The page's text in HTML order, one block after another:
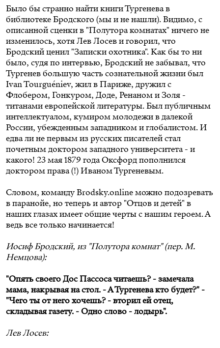
Было бы странно найти книги Тургенева в
библиотеке Бродского (мы и не нашли). Видимо, с
описанной сценки в "Полутора комнатах" ничего не
изменилось, хотя Лев Лосев и говорил, что
Бродский ценил "Записки охотника". Как бы то ни
было, судя по интервью, Бродский не забывал, что
Тургенев большую часть сознательной жизни был
Ivan Tourguéniev, жил в Париже, дружил с
Флобером, Гонкуром, Доде, Ренаном и Золя -
титанами европейской литературы. Был публичным
интеллектуалом, кумиром молодежи в далекой
России, убежденным западником и глобалистом. И
едва ли не первым из русских писателей стал
почетным доктором западного университета - и
какого! 23 мая 1879 года Оксфорд пополнился
доктором права (!) Иваном Тургеневым.
Словом, команду Brodsky.online можно подозревать
в паранойе, но теперь и автор "Отцов и детей" в
наших глазах имеет общие черты с нашим героем. А
ведь все только начинается!
Иосиф Бродский, из "Полутора комнат" (пер. М.
Немцова):
"Опять своего Дос Пассоса читаешь? - замечала
мама, накрывая на стол. - А Тургенева кто будет?" -
"Чего ты от него хочешь? - вторил ей отец,
складывая газету. - Одно слово - лодырь".
Лев Лосев: